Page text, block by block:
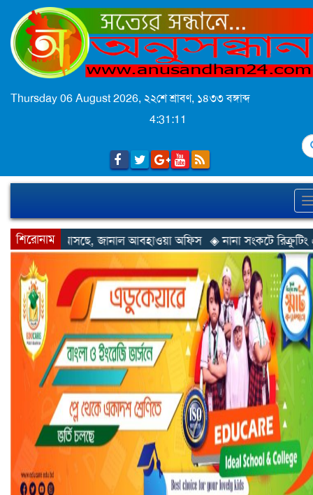
Thursday 06 August 2026, ২২শে শ্রাবণ, ১৪৩৩ বঙ্গাব্দ
4:31:14
শিরোনাম
আবহাওয়া অফিস ◈ নানা সংকটে রিক্রুটিং এজেন্সি, হুমকির মুখে শ্রম